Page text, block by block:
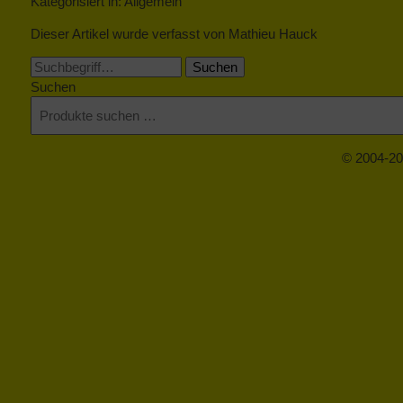
Dieser Artikel wurde verfasst von Mathieu Hauck
Suchen
Suchen
© 2004-